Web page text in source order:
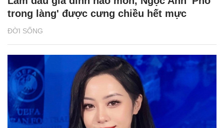
ĐỜI SỐNG
trong làng' được cưng chiều hết mực